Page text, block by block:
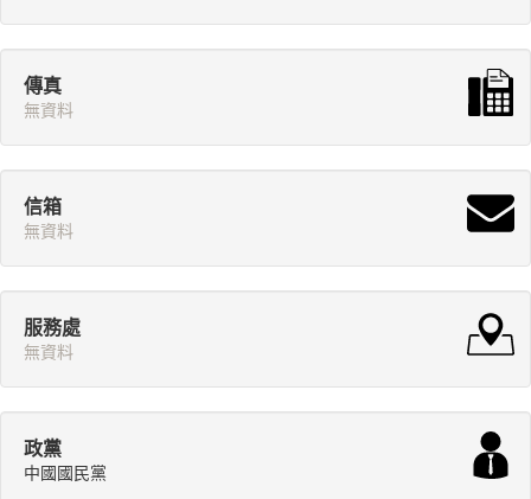
傳真
無資料
信箱
無資料
服務處
無資料
政黨
中國國民黨